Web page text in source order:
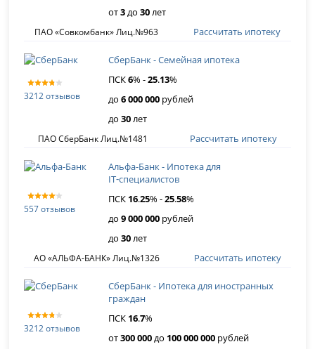
от3до30лет
ПАО «Совкомбанк» Лиц.№963 Рассчитать ипотеку
3212 отзывов
СберБанк - Семейная ипотека
ПСК6% -25.13%
до6 000 000 рублей
до30лет
ПАО СберБанк Лиц.№1481 Рассчитать ипотеку
557 отзывов
Альфа-Банк - Ипотека для
IT‑специалистов
ПСК 16.25% -25.58%
до9 000 000 рублей
до30лет
АО «АЛЬФА-БАНК» Лиц.№1326 Рассчитать ипотеку
3212 отзывов
СберБанк - Ипотека для иностранных
граждан
ПСК 16.7%
от300 000до 100 000 000 рублей